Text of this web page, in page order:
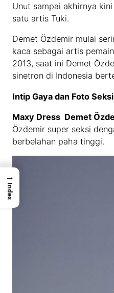
Unut sampai akhirnya
satu artis Tuki.
Demet Özdemir mulai
kaca sebagai artis
2013, saat ini Demet
sinetron di Indonesia
Intip Gaya dan Foto
Maxy Dress Demet
Özdemir super seksi
berbelahan paha tinggi.
→
Index